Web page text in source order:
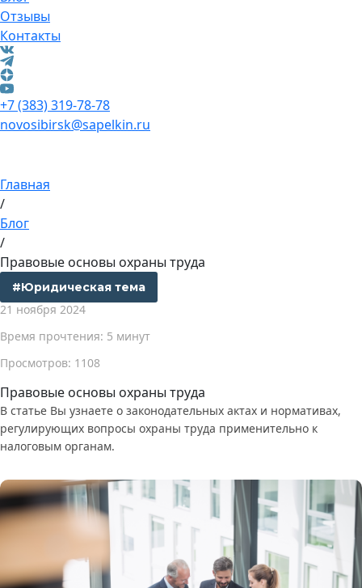
Отзывы
Контакты
+7 (383) 319-78-78
novosibirsk@sapelkin.ru
Главная
/
Блог
/
Правовые основы охраны труда
#Юридическая тема
21 ноября 2024
Время прочтения: 5 минут
Просмотров: 1108
Правовые основы охраны труда
В статье Вы узнаете о законодательных актах и нормативах,
регулирующих вопросы охраны труда применительно к
налоговым органам.